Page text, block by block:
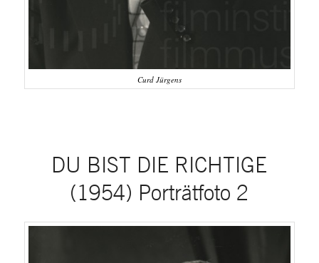
Curd Jürgens
DU BIST DIE RICHTIGE
(1954) Porträtfoto 2